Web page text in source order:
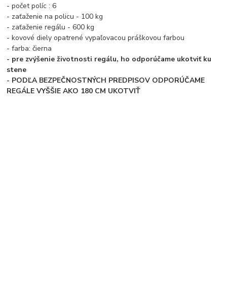
- počet políc : 6
- zaťaženie na policu - 100 kg
- zaťaženie regálu - 600 kg
- kovové diely opatrené vypaľovacou práškovou farbou
- farba: čierna
- pre zvýšenie životnosti regálu, ho odporúčame ukotviť ku
stene
- PODĽA BEZPEČNOSTNÝCH PREDPISOV ODPORÚČAME
REGÁLE VYŠŠIE AKO 180 CM UKOTVIŤ